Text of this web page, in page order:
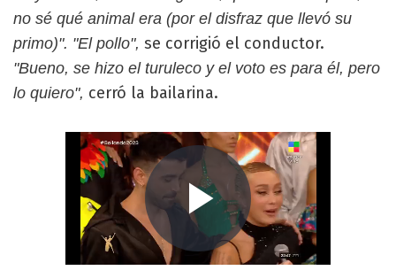
no sé qué animal era (por el disfraz que llevó su
primo)". "El pollo", se corrigió el conductor.
"Bueno, se hizo el turuleco y el voto es para él, pero
lo quiero", cerró la bailarina.